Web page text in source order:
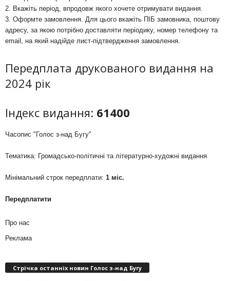
2. Вкажіть період, впродовж якого хочете отримувати видання.
3. Оформте замовлення. Для цього вкажіть ПІБ замовника, поштову
адресу, за якою потрібно доставляти періодику, номер телефону та
email, на який надійде лист-підтвердження замовлення.
Передплата друкованого видання на
2024 рік
Індекс видання: 61400
Часопис "Голос з-над Бугу"
Тематика: Громадсько-політичні та літературно-художні видання
Мінімальний строк передплати: 1 міс.
Передплатити
Про нас
Реклама
Стрічка останніх новин Голос з-над Бугу